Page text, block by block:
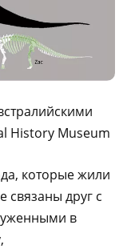
History Museum
которые жили
связаны друг с
в